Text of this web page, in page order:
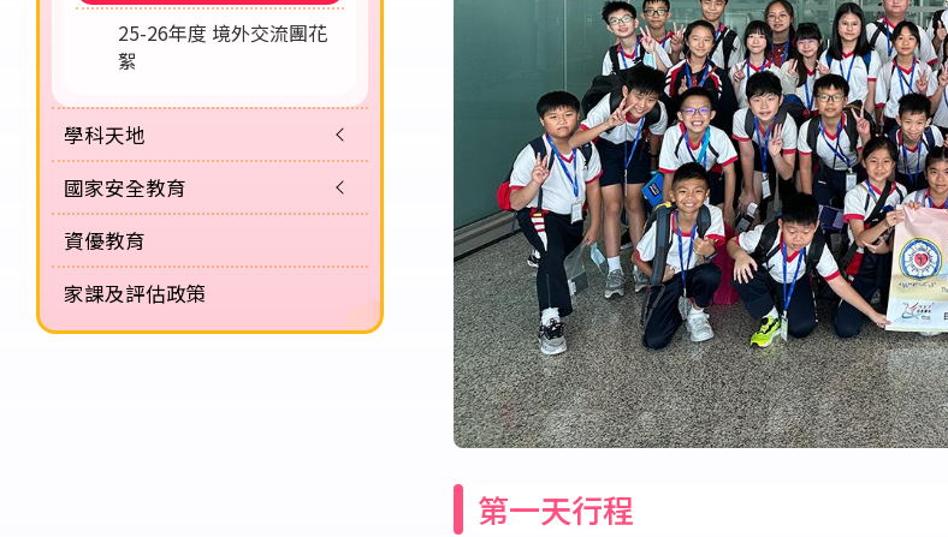
第一天行程
25-26年度 境外交流團花
絮
學科天地
國家安全教育
資優教育
家課及評估政策